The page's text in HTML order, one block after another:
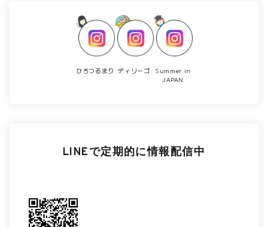
ひろつるまり ディリーゴ
Summer in
JAPAN
LINEで定期的に情報配信中